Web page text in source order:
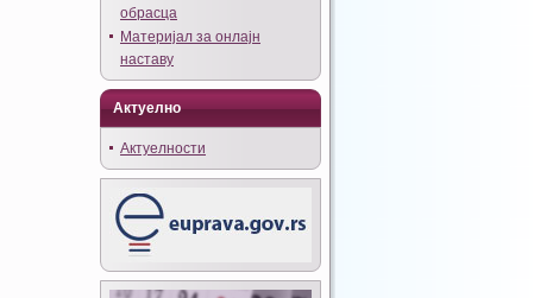
обрасца
Материјал за онлајн
наставу
Актуелно
Актуелности